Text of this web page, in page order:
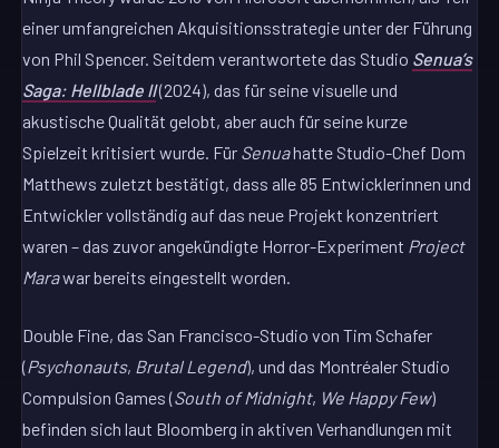
einer umfangreichen Akquisitionsstrategie unter der Führung
von Phil Spencer. Seitdem verantwortete das Studio Senua’s
Saga: Hellblade II(2024), das für seine visuelle und
akustische Qualität gelobt, aber auch für seine kurze
Spielzeit kritisiert wurde. Für Senuahatte Studio-Chef Dom
Matthews zuletzt bestätigt, dass alle 85 Entwicklerinnen und
Entwickler vollständig auf das neue Projekt konzentriert
waren – das zuvor angekündigte Horror-Experiment Project
Marawar bereits eingestellt worden.
Double Fine, das San Francisco-Studio von Tim Schafer
(Psychonauts, Brutal Legend), und das Montréaler Studio
Compulsion Games (South of Midnight, We Happy Few)
befinden sich laut Bloomberg in aktiven Verhandlungen mit